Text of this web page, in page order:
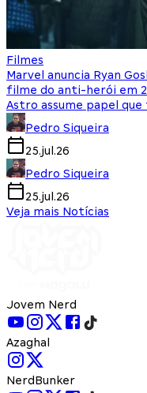
Filmes
Marvel anuncia Ryan
filme do anti-herói em
Astro assume papel que
Pedro Siqueira
25.jul.26
Pedro Siqueira
25.jul.26
Veja mais Notícias
Jovem Nerd
Azaghal
NerdBunker